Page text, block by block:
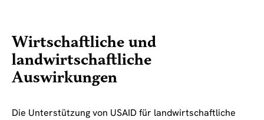
Wirtschaftliche und
landwirtschaftliche
Auswirkungen
Die Unterstützung von USAID für landwirtschaftliche